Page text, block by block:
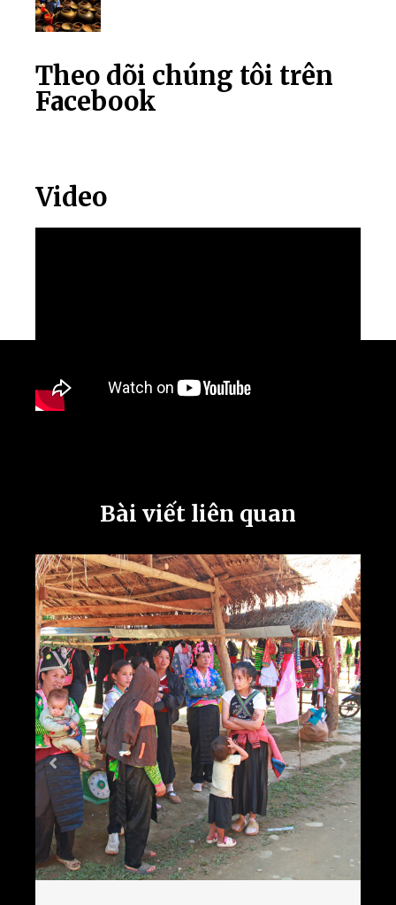
Theo dõi chúng tôi trên
Facebook
Video
Bài viết liên quan